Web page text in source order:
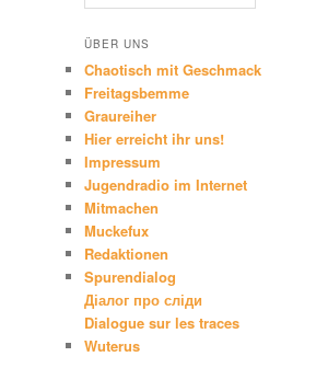
ÜBER UNS
Chaotisch mit Geschmack
Freitagsbemme
Graureiher
Hier erreicht ihr uns!
Impressum
Jugendradio im Internet
Mitmachen
Muckefux
Redaktionen
Spurendialog
Діалог про сліди
Dialogue sur les traces
Wuterus